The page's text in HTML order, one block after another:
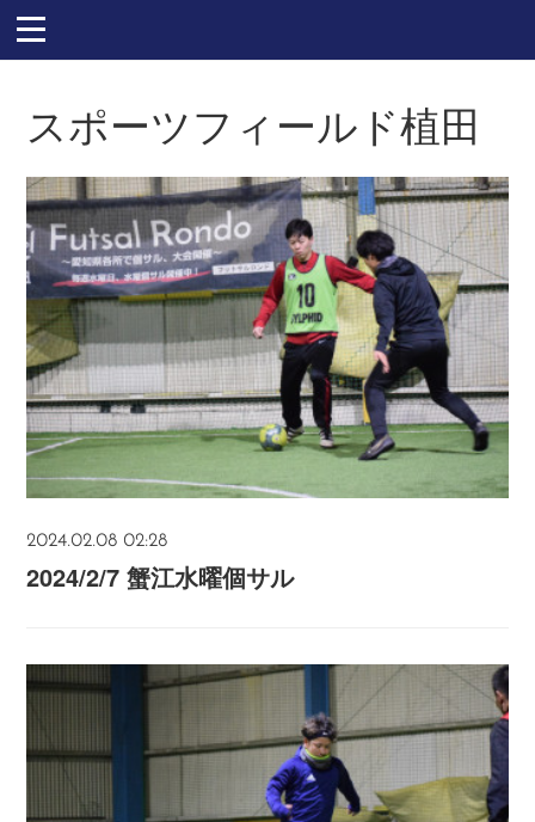
スポーツフィールド植田
2024.02.08 02:28
2024/2/7 蟹江水曜個サル